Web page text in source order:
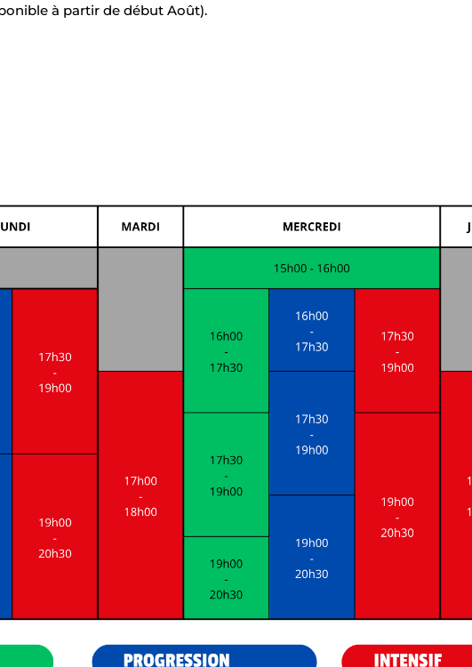
à partir de début Août).